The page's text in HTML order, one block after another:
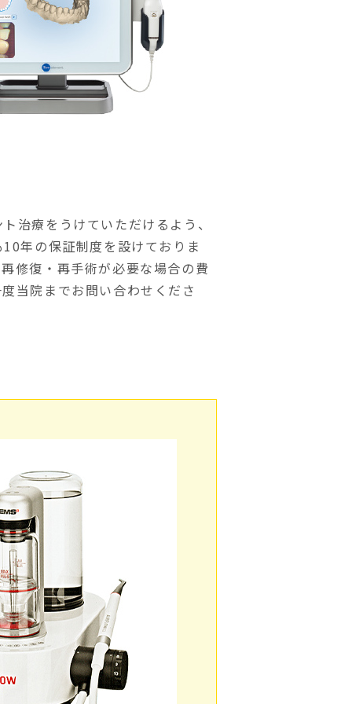
治療をうけていただけるよう、
年の保証制度を設けておりま
修復・再手術が必要な場合の費
当院までお問い合わせくださ